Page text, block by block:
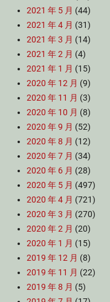
2021 年 5 月 (44)
2021 年 4 月 (31)
2021 年 3 月 (14)
2021 年 2 月 (4)
2021 年 1 月 (15)
2020 年 12 月 (9)
2020 年 11 月 (3)
2020 年 10 月 (8)
2020 年 9 月 (52)
2020 年 8 月 (12)
2020 年 7 月 (34)
2020 年 6 月 (28)
2020 年 5 月 (497)
2020 年 4 月 (721)
2020 年 3 月 (270)
2020 年 2 月 (20)
2020 年 1 月 (15)
2019 年 12 月 (8)
2019 年 11 月 (22)
2019 年 8 月 (5)